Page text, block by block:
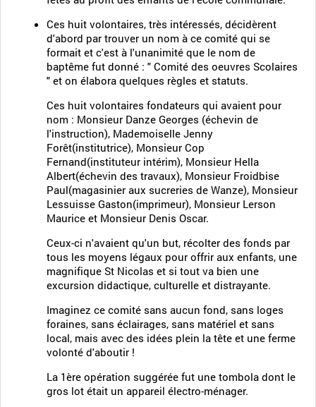
Ces huit volontaires, très intéressés, décidèrent
d'abord par trouver un nom à ce comité qui se
formait et c'est à l'unanimité que le nom de
baptême fut donné : " Comité des oeuvres Scolaires
" et on élabora quelques règles et statuts.
Ces huit volontaires fondateurs qui avaient pour
nom : Monsieur Danze Georges (échevin de
l'instruction), Mademoiselle Jenny
Forêt(institutrice), Monsieur Cop
Fernand(instituteur intérim), Monsieur Hella
Albert(échevin des travaux), Monsieur Froidbise
Paul(magasinier aux sucreries de Wanze), Monsieur
Lessuisse Gaston(imprimeur), Monsieur Lerson
Maurice et Monsieur Denis Oscar.
Ceux-ci n'avaient qu'un but, récolter des fonds par
tous les moyens légaux pour offrir aux enfants, une
magnifique St Nicolas et si tout va bien une
excursion didactique, culturelle et distrayante.
Imaginez ce comité sans aucun fond, sans loges
foraines, sans éclairages, sans matériel et sans
local, mais avec des idées plein la tête et une ferme
volonté d'aboutir !
La 1ère opération suggérée fut une tombola dont le
gros lot était un appareil électro-ménager.